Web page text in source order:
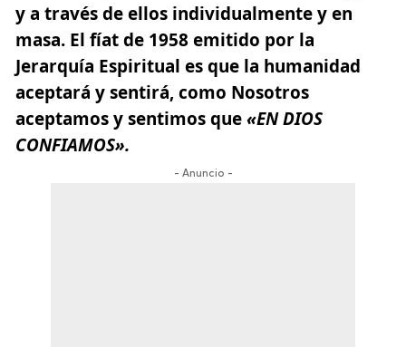
y a través de ellos individualmente y en
masa. El fíat de 1958 emitido por la
Jerarquía Espiritual es que la humanidad
aceptará y sentirá, como Nosotros
aceptamos y sentimos que«EN DIOS
CONFIAMOS».
- Anuncio -